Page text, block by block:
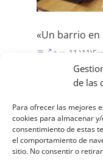
de las
Para ofrecer las mejores
cookies para almacenar
consentimiento de estas
el comportamiento de
sitio. No consentir o
«Un barrio en
11
\11\Europe/
Zaragoza
En el cole
(Proyecto de
las inquietudes
necesidad de